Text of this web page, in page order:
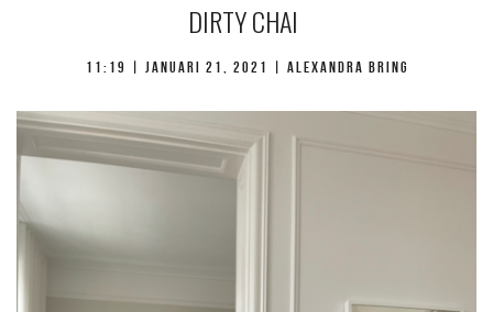
DIRTY CHAI
11:19 | januari 21, 2021 | Alexandra Bring